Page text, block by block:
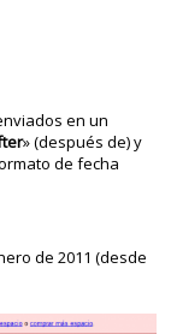
en un
» (después de) y
de fecha
de 2011 (desde